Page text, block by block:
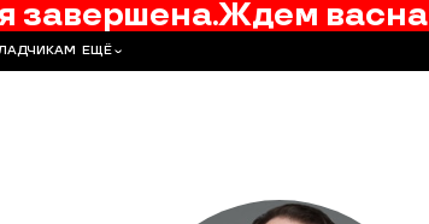
завершена.Ждем васна
ЕЩЁ